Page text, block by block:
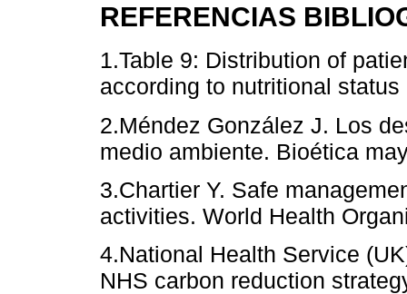
REFERENCIAS
1.Table 9: Distribution of
according to nutritional
2.Méndez González J. Los
medio ambiente. Bioética
3.Chartier Y. Safe
activities. World Health
4.National Health Service
NHS carbon reduction